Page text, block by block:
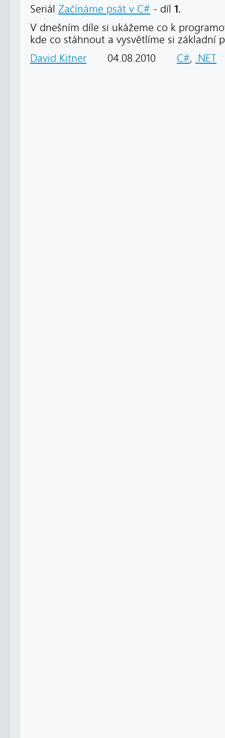
Seriál Začínáme psát v C# - díl 1.
V dnešním díle si ukážeme co k
kde co stáhnout a vysvětlíme si základní
David Kitner
04.08.2010 C#, .NET